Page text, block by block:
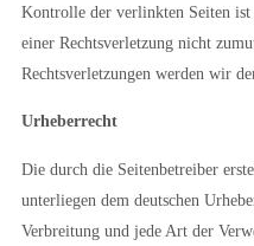
Kontrolle der verlinkten Seiten
einer Rechtsverletzung nicht
Rechtsverletzungen werden wir
Urheberrecht
Die durch die Seitenbetreiber
unterliegen dem deutschen
Verbreitung und jede Art der